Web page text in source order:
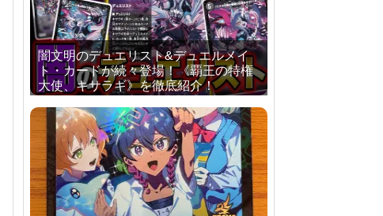
闇文明のデュエリスト&デュエルメイ
ト・カードが続々登場！《覇王の特権
大使、キサラギ》を徹底紹介！